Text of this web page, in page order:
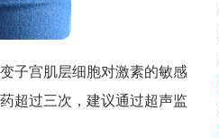
子宫肌层细胞对激素的敏感
超过三次，建议通过超声监